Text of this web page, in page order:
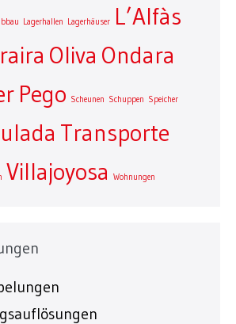
Lagerhallen Lagerhäuser
L’Alfàs
Oliva Ondara
Pego Scheunen Schuppen Speicher
Transporte
Villajoyosa Wohnungen